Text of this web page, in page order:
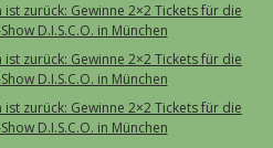
ist zurück: Gewinne 2×2 Tickets für die
D.I.S.C.O. in München
ist zurück: Gewinne 2×2 Tickets für die
D.I.S.C.O. in München
ist zurück: Gewinne 2×2 Tickets für die
D.I.S.C.O. in München